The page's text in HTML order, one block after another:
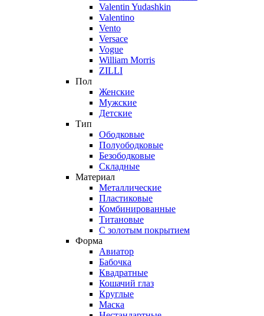
Valentin Yudashkin
Valentino
Vento
Versace
Vogue
William Morris
ZILLI
Пол
Женские
Мужские
Детские
Тип
Ободковые
Полуободковые
Безободковые
Складные
Материал
Металлические
Пластиковые
Комбинированные
Титановые
С золотым покрытием
Форма
Авиатор
Бабочка
Квадратные
Кошачий глаз
Круглые
Маска